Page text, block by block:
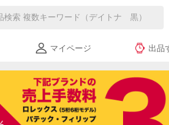
マイページ 出品